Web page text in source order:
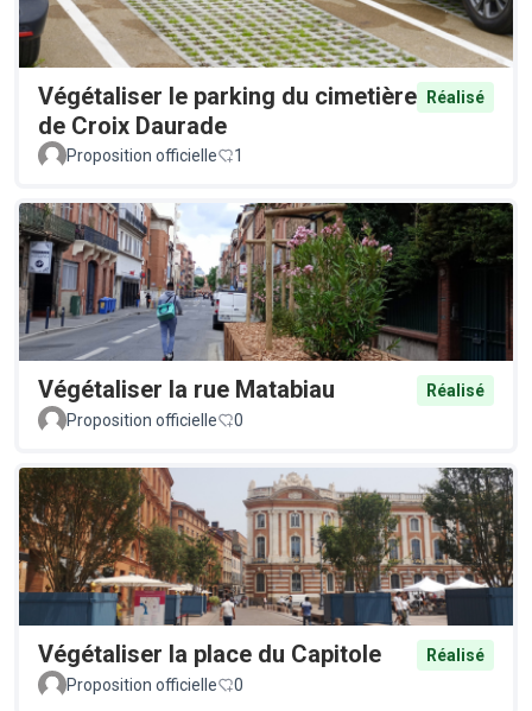
Végétaliser le parking du cimetière
de Croix Daurade
Réalisé
Proposition officielle 1
Végétaliser la rue Matabiau
Réalisé
Proposition officielle
0
Végétaliser la place du Capitole
Réalisé
Proposition officielle
0